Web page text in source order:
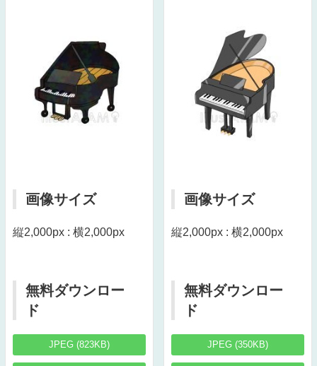
画像サイズ
縦2,000px : 横2,000px
無料ダウンロー
ド
JPEG (823KB)
画像サイズ
縦2,000px : 横2,000px
無料ダウンロー
ド
JPEG (350KB)